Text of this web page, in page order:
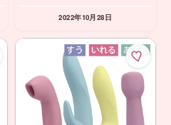
ット サティスファイヤー
2022年10月28日